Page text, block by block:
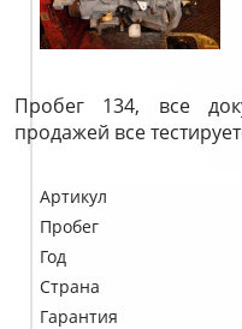
Пробег 134, все
продажей все
Артикул
Пробег
Год
Страна
Гарантия